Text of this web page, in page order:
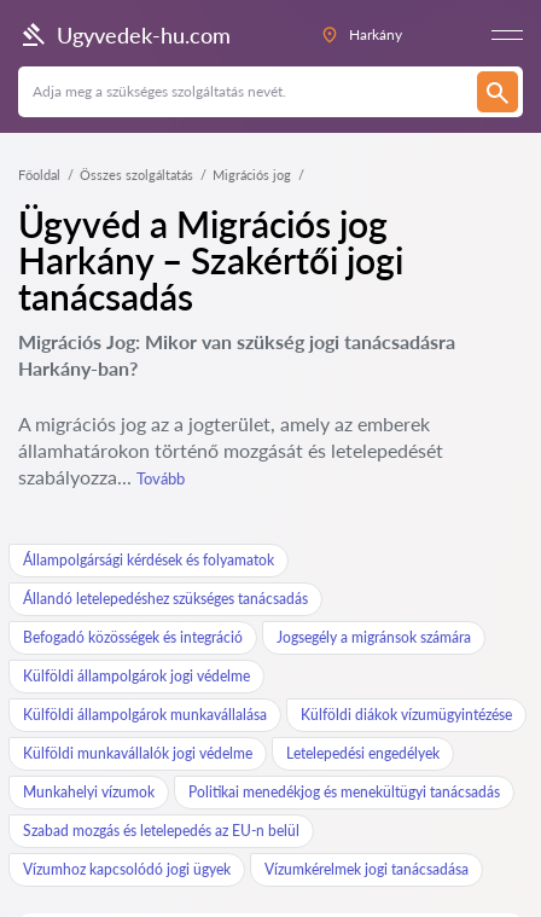
Ugyvedek-hu.com Harkány
Főoldal Összes szolgáltatás Migrációs jog
Ügyvéd a Migrációs jog
Harkány – Szakértői jogi
tanácsadás
Migrációs Jog: Mikor van szükség jogi tanácsadásra
Harkány-ban?
A migrációs jog az a jogterület, amely az emberek
államhatárokon történő mozgását és letelepedését
szabályozza... Tovább
Állampolgársági kérdések és folyamatok
Állandó letelepedéshez szükséges tanácsadás
Befogadó közösségek és integráció Jogsegély a migránsok számára
Külföldi állampolgárok jogi védelme
Külföldi állampolgárok munkavállalása Külföldi diákok vízumügyintézése
Külföldi munkavállalók jogi védelme Letelepedési engedélyek
Munkahelyi vízumok Politikai menedékjog és menekültügyi tanácsadás
Szabad mozgás és letelepedés az EU-n belül
Vízumhoz kapcsolódó jogi ügyek Vízumkérelmek jogi tanácsadása